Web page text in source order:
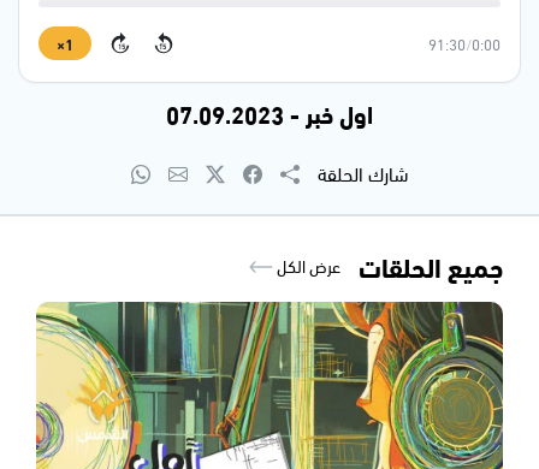
0:00
/
91:30
15
15
1×
اول خبر - 07.09.2023
شارك الحلقة
جميع الحلقات عرض الكل